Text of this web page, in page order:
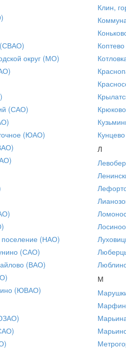
(СВАО)
округ (МО)
(САО)
(ЮАО)
поселение (НАО)
(САО)
(ВАО)
(ЮВАО)
Клин,
Л
М